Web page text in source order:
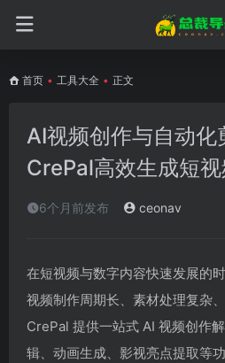
首页 • 工具大全 • 正文
AI视频创作与自动化
CrePal高效生成短
6个月前发布 ceonav
在短视频与数字内容快速发展的
视频制作周期长、素材处理复杂
CrePal 提供一站式 AI 视频创作
辑、动画生成、影视亮点提取等